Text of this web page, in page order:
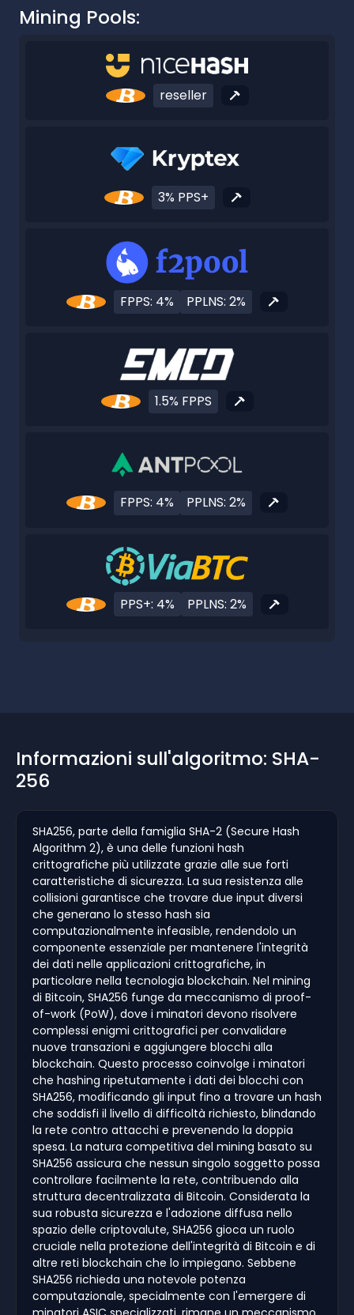
Mining Pools:
reseller
3% PPS+
FPPS: 4% PPLNS: 2%
1.5% FPPS
FPPS: 4% PPLNS: 2%
PPS+: 4% PPLNS: 2%
Informazioni sull'algoritmo: SHA-
256
SHA256, parte della famiglia SHA-2 (Secure Hash
Algorithm 2), è una delle funzioni hash
crittografiche più utilizzate grazie alle sue forti
caratteristiche di sicurezza. La sua resistenza alle
collisioni garantisce che trovare due input diversi
che generano lo stesso hash sia
computazionalmente infeasible, rendendolo un
componente essenziale per mantenere l'integrità
dei dati nelle applicazioni crittografiche, in
particolare nella tecnologia blockchain. Nel mining
di Bitcoin, SHA256 funge da meccanismo di proof-
of-work (PoW), dove i minatori devono risolvere
complessi enigmi crittografici per convalidare
nuove transazioni e aggiungere blocchi alla
blockchain. Questo processo coinvolge i minatori
che hashing ripetutamente i dati dei blocchi con
SHA256, modificando gli input fino a trovare un hash
che soddisfi il livello di difficoltà richiesto, blindando
la rete contro attacchi e prevenendo la doppia
spesa. La natura competitiva del mining basato su
SHA256 assicura che nessun singolo soggetto possa
controllare facilmente la rete, contribuendo alla
struttura decentralizzata di Bitcoin. Considerata la
sua robusta sicurezza e l'adozione diffusa nello
spazio delle criptovalute, SHA256 gioca un ruolo
cruciale nella protezione dell'integrità di Bitcoin e di
altre reti blockchain che lo impiegano. Sebbene
SHA256 richieda una notevole potenza
computazionale, specialmente con l'emergere di